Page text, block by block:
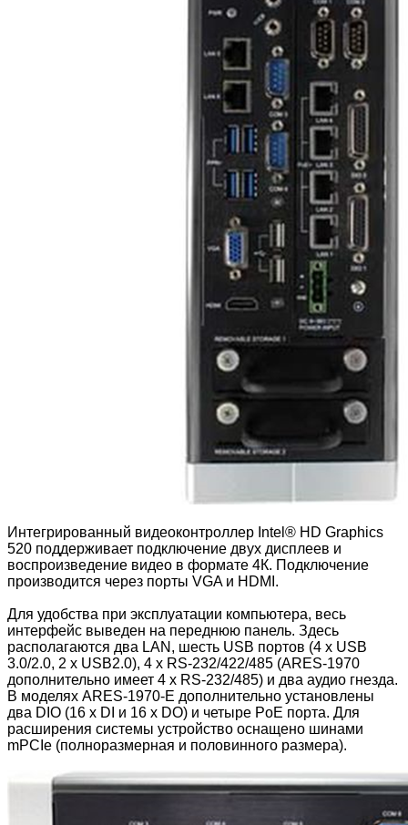
Интегрированный видеоконтроллер Intel® HD Graphics
520 поддерживает подключение двух дисплеев и
воспроизведение видео в формате 4К. Подключение
производится через порты VGA и HDMI.
Для удобства при эксплуатации компьютера, весь
интерфейс выведен на переднюю панель. Здесь
располагаются два LAN, шесть USB портов (4 x USB
3.0/2.0, 2 x USB2.0), 4 x RS-232/422/485 (ARES-1970
дополнительно имеет 4 x RS-232/485) и два аудио гнезда.
В моделях ARES-1970-E дополнительно установлены
два DIO (16 x DI и 16 x DO) и четыре PoE порта. Для
расширения системы устройство оснащено шинами
mPCIe (полноразмерная и половинного размера).